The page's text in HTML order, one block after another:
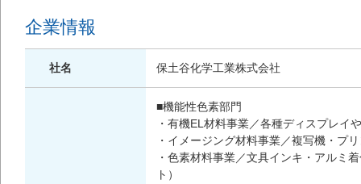
企業情報
社名 保土谷化学工業株式会社
■機能性色素部門
・有機EL材料事業／各種ディスプレイ
・イメージング材料事業／複写機・プ
・色素材料事業／文具インキ・アルミ
ト）